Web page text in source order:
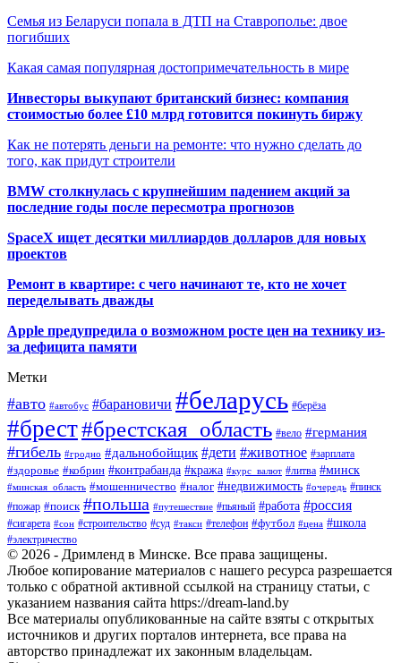
Семья из Беларуси попала в ДТП на Ставрополье: двое
погибших
Какая самая популярная достопримечательность в мире
Инвесторы выкупают британский бизнес: компания
стоимостью более £10 млрд готовится покинуть биржу
Как не потерять деньги на ремонте: что нужно сделать до
того, как придут строители
BMW столкнулась с крупнейшим падением акций за
последние годы после пересмотра прогнозов
SpaceX ищет десятки миллиардов долларов для новых
проектов
Ремонт в квартире: с чего начинают те, кто не хочет
переделывать дважды
Apple предупредила о возможном росте цен на технику из-
за дефицита памяти
Метки
#авто #автобус #барановичи #беларусь #берёза
#брест#брестская_область #вело #германия
#гибель #гродно #дальнобойщик #дети #животное #зарплата
#здоровье #кобрин #контрабанда #кража #курс_валют #литва #минск
#минская_область #мошенничество #налог #недвижимость #очередь #пинск
#пожар #поиск #польша #путешествие #пьяный #работа #россия
#сигарета #сон #строительство #суд #такси #телефон #футбол #цена #школа
#электричество
© 2026 - Дримленд в Минске. Все права защищены.
Любое копирование материалов с нашего ресурса разрешается
только с обратной активной ссылкой на страницу статьи, с
указанием названия сайта https://dream-land.by
Все материалы опубликованные на сайте взяты с открытых
источников и других порталов интернета, все права на
авторство принадлежат их законным владельцам.